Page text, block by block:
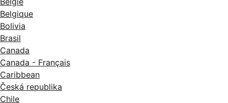
Belgique
Bolivia
Brasil
Canada
Canada - Français
Caribbean
Česká republika
Chile